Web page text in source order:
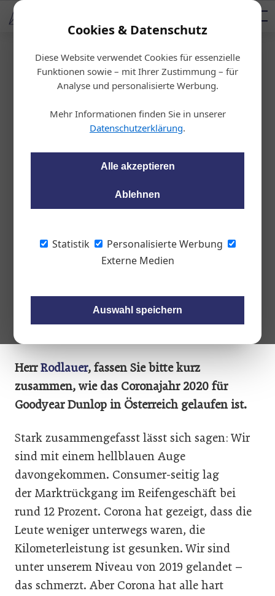
Cookies & Datenschutz
Diese Website verwendet Cookies für essenzielle
Funktionen sowie – mit Ihrer Zustimmung – für
Analyse und personalisierte Werbung.
Mehr Informationen finden Sie in unserer
Datenschutzerklärung.
Alle akzeptieren
Ablehnen
Statistik
Personalisierte Werbung
Externe Medien
Auswahl speichern
AUTOMOTIVE SERVICES
AUTOMOTIVE AKADEMIE
Podcast
Startseite/KFZ-Technik
Mit einem hellblauen
Auge davongekomm
en
erfahrene Reifenprofi blickt auf ein
schwieriges Jahr zurück, erkennt im Reifen
wenn die Zukunft elektrisch fahren sollte.
HerrRodlauer, fassen Sie bitte kurz
zusammen, wie das Coronajahr 2020 für
Goodyear Dunlop in Österreich gelaufen ist.
Stark zusammengefasst lässt sich sagen: Wir
sind mit einem hellblauen Auge
davongekommen. Consumer-seitig lag
der Marktrückgang im Reifengeschäft bei
rund 12 Prozent. Corona hat gezeigt, dass die
Leute weniger unterwegs waren, die
Kilometerleistung ist gesunken. Wir sind
unter unserem Niveau von 2019 gelandet –
das schmerzt. Aber Corona hat alle hart